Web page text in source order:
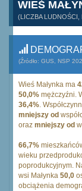
WIEŚ
(LICZBA LUDNOŚCI,
(Źródło: GUS, NSP
Wieś Małynka ma
50,0% mężczyźni.
36,4%.
mniejszy od
oraz mniejszy od
66,7%
wieku
poprodukcyjnym.
wsi Małynka 50,0
obciążenia